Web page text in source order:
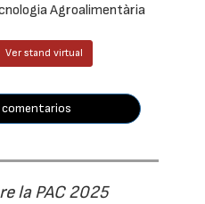
Agroalimentària
Ver stand virtual
la PAC 2025